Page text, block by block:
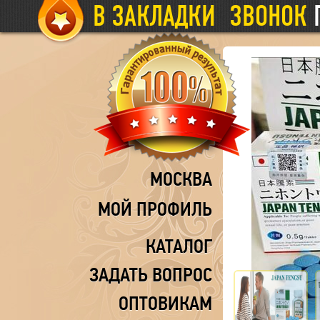
В ЗАКЛАДКИ ЗВОНОК
МОСКВА
МОЙ ПРОФИЛЬ
КАТАЛОГ
ЗАДАТЬ ВОПРОС
ОПТОВИКАМ